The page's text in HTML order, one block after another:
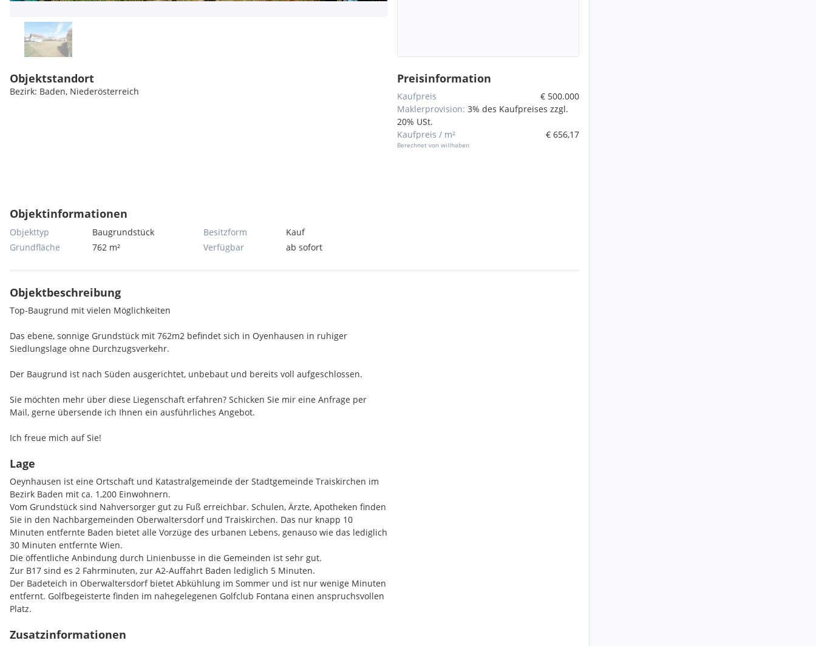
Objektstandort
Bezirk: Baden, Niederösterreich
Objektinformationen
Objekttyp
Baugrundstück
Grundfläche
762 m²
Besitzform
Kauf
Verfügbar
ab sofort
Preisinformation
Kaufpreis
€ 500.000
Maklerprovision: 3% des Kaufpreises zzgl.
20% USt.
Kaufpreis / m²
Berechnet von willhaben
€ 656,17
Objektbeschreibung
Top-Baugrund mit vielen Möglichkeiten
Das ebene, sonnige Grundstück mit 762m2 befindet sich in Oyenhausen in ruhiger
Siedlungslage ohne Durchzugsverkehr.
Der Baugrund ist nach Süden ausgerichtet, unbebaut und bereits voll aufgeschlossen.
Sie möchten mehr über diese Liegenschaft erfahren? Schicken Sie mir eine Anfrage per
Mail, gerne übersende ich Ihnen ein ausführliches Angebot.
Ich freue mich auf Sie!
Frau Simone VASICEK 0676 / 841 420 605
Finden Sie noch mehr attraktive Liegenschaften aufwww.IMMOcontract.at IMMO einen
Besuch wert.
Lage
Oeynhausen ist eine Ortschaft und Katastralgemeinde der Stadtgemeinde Traiskirchen im
Bezirk Baden mit ca. 1,200 Einwohnern.
Vom Grundstück sind Nahversorger gut zu Fuß erreichbar. Schulen, Ärzte, Apotheken finden
Sie in den Nachbargemeinden Oberwaltersdorf und Traiskirchen. Das nur knapp 10
Minuten entfernte Baden bietet alle Vorzüge des urbanen Lebens, genauso wie das lediglich
30 Minuten entfernte Wien.
Die öffentliche Anbindung durch Linienbusse in die Gemeinden ist sehr gut.
Zur B17 sind es 2 Fahrminuten, zur A2-Auffahrt Baden lediglich 5 Minuten.
Der Badeteich in Oberwaltersdorf bietet Abkühlung im Sommer und ist nur wenige Minuten
entfernt. Golfbegeisterte finden im nahegelegenen Golfclub Fontana einen anspruchsvollen
Platz.
Infrastruktur / Entfernungen
Zusatzinformationen